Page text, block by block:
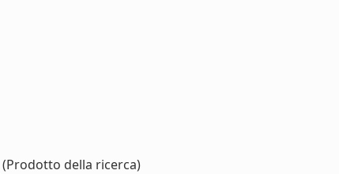
(Prodotto della ricerca)